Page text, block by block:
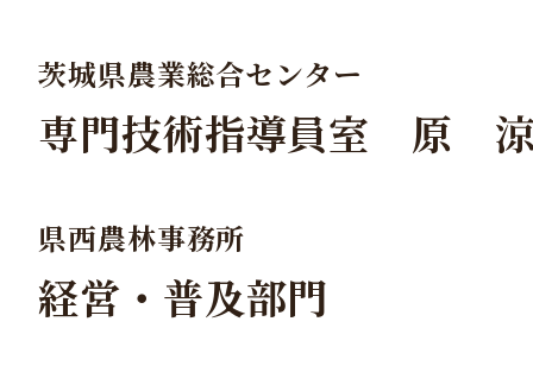
茨城県農業総合センター
専門技術指導員室 原
県西農林事務所
経営・普及部門